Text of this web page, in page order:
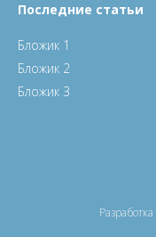
Последние статьи
Бложик 1
Бложик 2
Бложик 3
Разработка